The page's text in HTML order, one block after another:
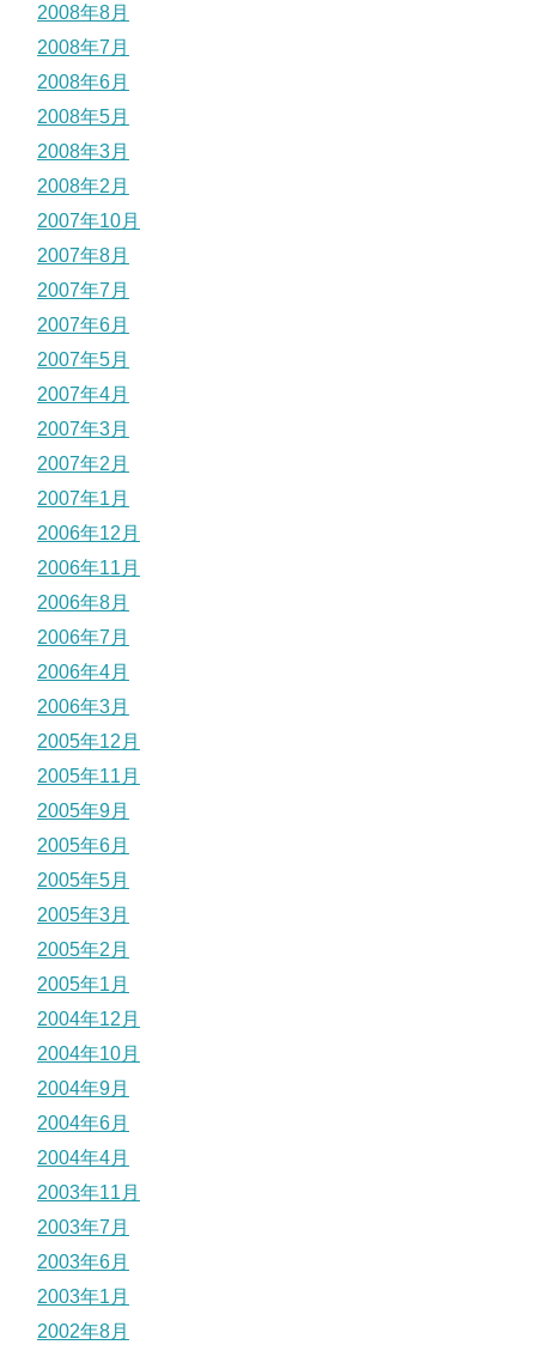
2008年8月
2008年7月
2008年6月
2008年5月
2008年3月
2008年2月
2007年10月
2007年8月
2007年7月
2007年6月
2007年5月
2007年4月
2007年3月
2007年2月
2007年1月
2006年12月
2006年11月
2006年8月
2006年7月
2006年4月
2006年3月
2005年12月
2005年11月
2005年9月
2005年6月
2005年5月
2005年3月
2005年2月
2005年1月
2004年12月
2004年10月
2004年9月
2004年6月
2004年4月
2003年11月
2003年7月
2003年6月
2003年1月
2002年8月